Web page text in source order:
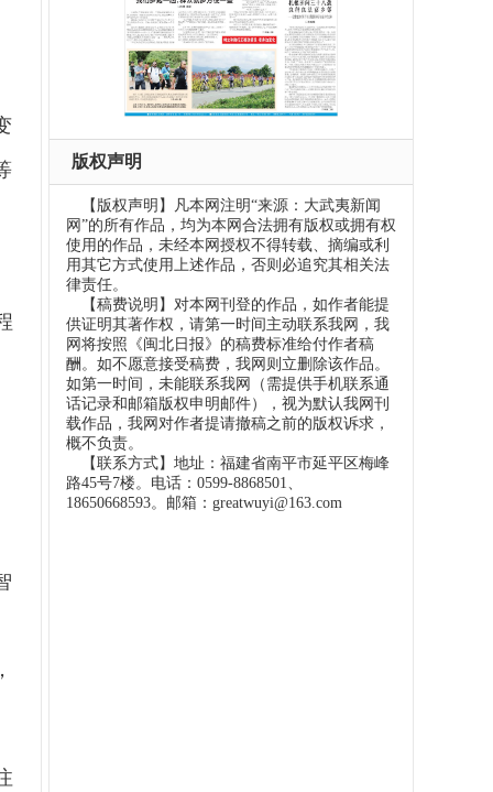
版权声明
【版权声明】凡本网注明“来源：大武夷新闻
网”的所有作品，均为本网合法拥有版权或拥有权
使用的作品，未经本网授权不得转载、摘编或利
用其它方式使用上述作品，否则必追究其相关法
律责任。
【稿费说明】对本网刊登的作品，如作者能提
供证明其著作权，请第一时间主动联系我网，我
网将按照《闽北日报》的稿费标准给付作者稿
酬。如不愿意接受稿费，我网则立删除该作品。
如第一时间，未能联系我网（需提供手机联系通
话记录和邮箱版权申明邮件），视为默认我网刊
载作品，我网对作者提请撤稿之前的版权诉求，
概不负责。
【联系方式】地址：福建省南平市延平区梅峰
路45号7楼。电话：0599-8868501、
18650668593。邮箱：greatwuyi@163.com